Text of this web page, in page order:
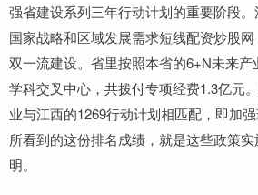
强省建设系列三年行动计划的重要阶段
国家战略和区域发展需求短线配资炒股
双一流建设。省里按照本省的6+N未来
学科交叉中心，共拨付专项经费1.3亿元
业与江西的1269行动计划相匹配，即加强
所看到的这份排名成绩，就是这些政策
明。